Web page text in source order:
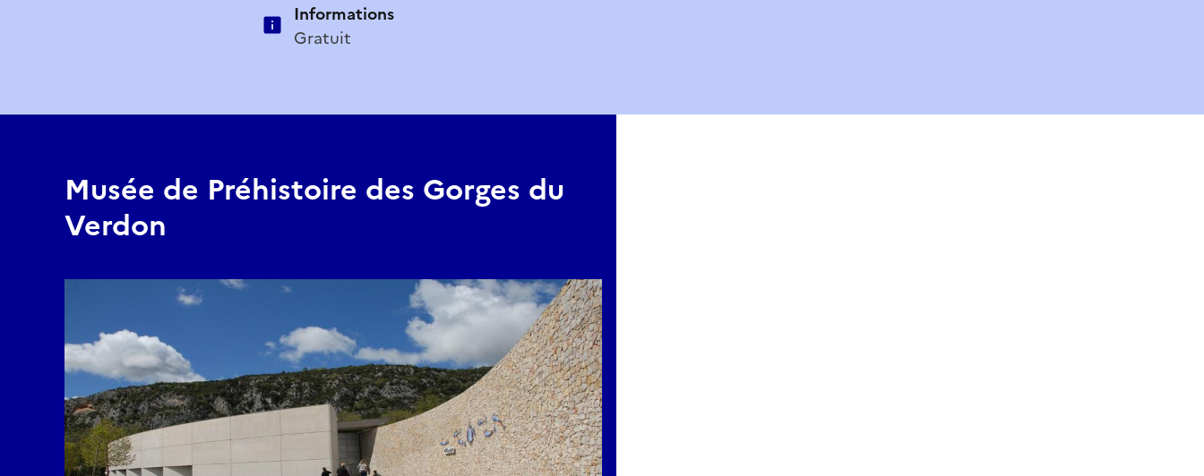
Informations
Gratuit
Musée de Préhistoire des Gorges du
Verdon